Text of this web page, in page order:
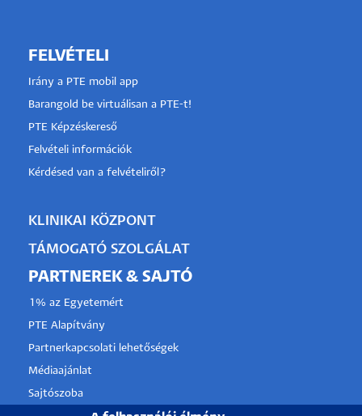
FELVÉTELI
Irány a PTE mobil app
Barangold be virtuálisan a PTE-t!
PTE Képzéskereső
Felvételi információk
Kérdésed van a felvételiről?
KLINIKAI KÖZPONT
TÁMOGATÓ SZOLGÁLAT
PARTNEREK & SAJTÓ
1% az Egyetemért
PTE Alapítvány
Partnerkapcsolati lehetőségek
Médiaajánlat
Sajtószoba